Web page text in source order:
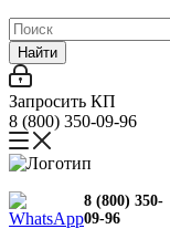
Найти
Запросить КП
8 (800) 350-09-96
8 (800) 350-
09-96